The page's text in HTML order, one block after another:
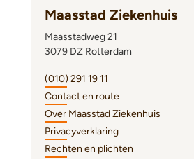
Maasstad Ziekenhuis
Maasstadweg 21
3079 DZ Rotterdam
(010) 291 19 11
Contact en route
Over Maasstad Ziekenhuis
Privacyverklaring
Rechten en plichten